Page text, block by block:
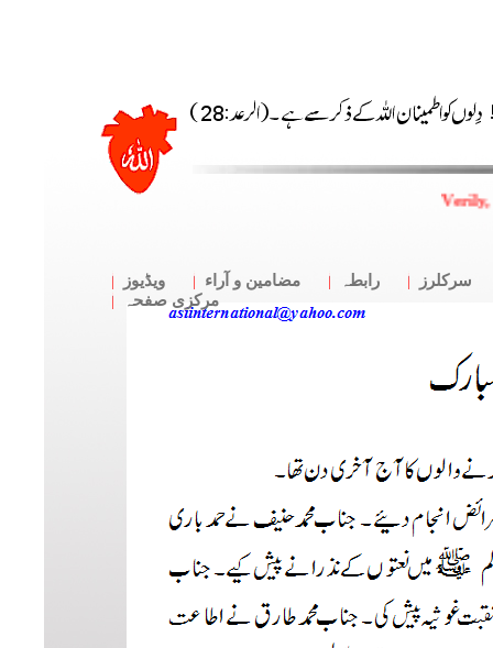
Verily,
سرکلرز رابطہ مضامین و آراء
ویڈیوز
مرکزی صفحہ